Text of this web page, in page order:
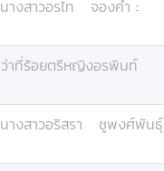
นางสาวอรไท จองคำ :
ว่าที่ร้อยตรีหญิงอรพินท์
นางสาวอริสรา
ชูพงศ์พันธุ์